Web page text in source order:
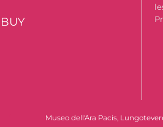
BUY
Museo dell'Ara Pacis,